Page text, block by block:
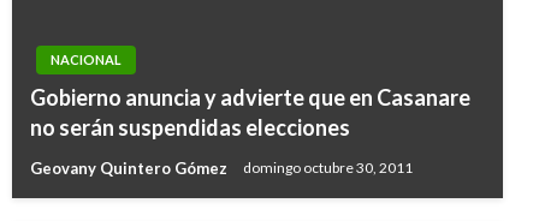
NACIONAL
Gobierno anuncia y advierte que en Casanare
no serán suspendidas elecciones
Geovany Quintero Gómez domingo octubre 30, 2011